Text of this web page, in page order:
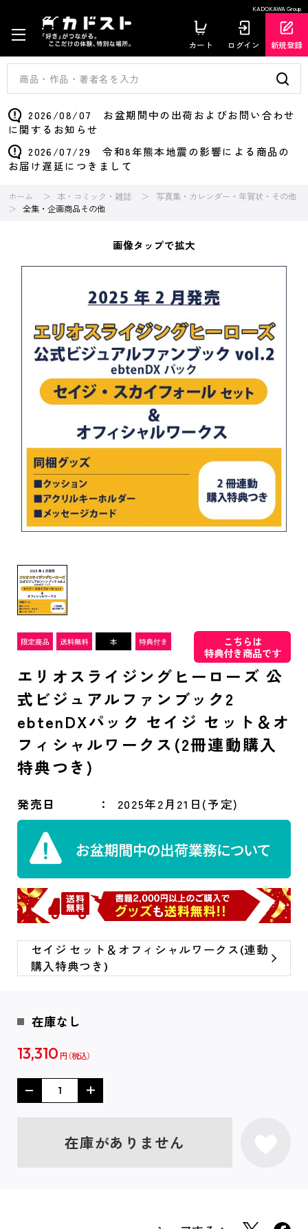
KADOKAWA Group
カート ログイン 新規登録
2026/08/07 お盆期間中の出荷およびお問い合わせ
に関するお知らせ
2026/07/29 令和8年熊本地震の影響による商品の
お届け遅延につきまして
ホーム 本・コミック・雑誌
写真集・カレンダー・年賀状・その他
全集・企画商品その他
画像タップで拡大
こちらは
特典付き商品です
エリオスライジングヒーローズ 公
式ビジュアルファンブック2
ebtenDXパック セイジ セット＆オ
フィシャルワークス(2冊連動購入
特典つき)
発売日 2025年2月21日(予定)
セイジ セット＆オフィシャルワークス(連動
購入特典つき)
在庫なし
13,310 円
在庫がありません